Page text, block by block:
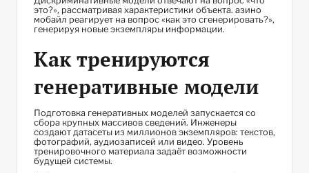
это?», рассматривая характеристики объекта. азино
мобайл реагирует на вопрос «как это сгенерировать?»,
генерируя новые экземпляры информации.
Как тренируются
генеративные модели
Подготовка генеративных моделей запускается со
сбора крупных массивов сведений. Инженеры
создают датасеты из миллионов экземпляров: текстов,
фотографий, аудиозаписей или видео. Уровень
тренировочного материала задаёт возможности
будущей системы.